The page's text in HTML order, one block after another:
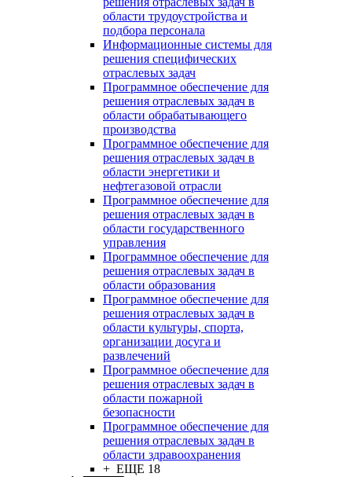
области трудоустройства и
подбора персонала
Информационные системы для
решения специфических
отраслевых задач
Программное обеспечение для
решения отраслевых задач в
области обрабатывающего
производства
Программное обеспечение для
решения отраслевых задач в
области энергетики и
нефтегазовой отрасли
Программное обеспечение для
решения отраслевых задач в
области государственного
управления
Программное обеспечение для
решения отраслевых задач в
области образования
Программное обеспечение для
решения отраслевых задач в
области культуры, спорта,
организации досуга и
развлечений
Программное обеспечение для
решения отраслевых задач в
области пожарной
безопасности
Программное обеспечение для
решения отраслевых задач в
области здравоохранения
+ ЕЩЕ 18